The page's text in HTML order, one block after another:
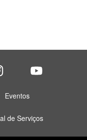
Eventos
de Serviços